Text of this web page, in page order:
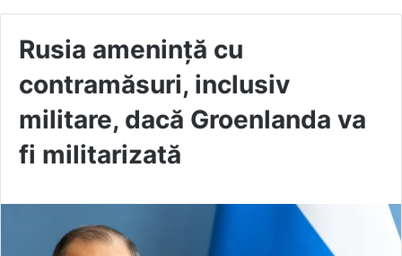
Rusia amenință cu
contramăsuri, inclusiv
militare, dacă Groenlanda va
fi militarizată